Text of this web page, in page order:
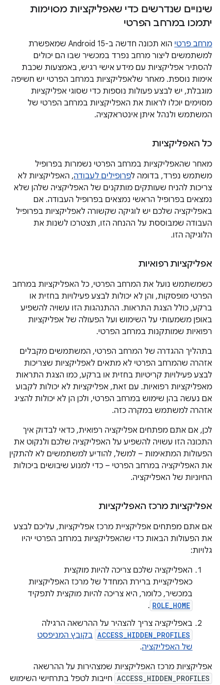
שינויים שנדרשים כדי שאפליקציות מסוימות
יתמכו במרחב הפרטי
מרחב פרטי
הוא תכונה חדשה ב-Android 15 שמאפשרת
למשתמשים ליצור מרחב נפרד במכשיר שבו הם יכולים
להסתיר אפליקציות עם מידע אישי רגיש, באמצעות שכבת
אימות נוספת. מאחר שלאפליקציות במרחב הפרטי יש חשיפה
מוגבלת, יש לבצע פעולות נוספות כדי שסוגי אפליקציות
מסוימים יוכלו לראות את האפליקציות במרחב הפרטי של
המשתמש ולנהל איתן אינטראקציה.
כל האפליקציות
מאחר שהאפליקציות במרחב הפרטי נשמרות בפרופיל
משתמש נפרד, בדומה לפרופילים לעבודה, האפליקציות לא
צריכות להניח שעותקים מותקנים של האפליקציה שלהן שלא
נמצאים בפרופיל הראשי נמצאים בפרופיל העבודה. אם
באפליקציה שלכם יש לוגיקה שקשורה לאפליקציות בפרופיל
העבודה שמבוססת על ההנחה הזו, תצטרכו לשנות את
הלוגיקה הזו.
אפליקציות רפואיות
כשמשתמש נועל את המרחב הפרטי, כל האפליקציות במרחב
הפרטי מופסקות, והן לא יכולות לבצע פעילויות בחזית או
ברקע, כולל הצגת התראות. ההתנהגות הזו עשויה להשפיע
באופן משמעותי על השימוש ועל הפעולה של אפליקציות
רפואיות שמותקנות במרחב הפרטי.
בתהליך ההגדרה של המרחב הפרטי, המשתמשים מקבלים
אזהרה שהמרחב הפרטי לא מתאים לאפליקציות שצריכות
לבצע פעילויות קריטיות בחזית או ברקע, כמו הצגת התראות
מאפליקציות רפואיות. עם זאת, אפליקציות לא יכולות לקבוע
אם נעשה בהן שימוש במרחב הפרטי, ולכן הן לא יכולות להציג
אזהרה למשתמש במקרה כזה.
לכן, אם אתם מפתחים אפליקציה רפואית, כדאי לבדוק איך
התכונה הזו עשויה להשפיע על האפליקציה שלכם ולנקוט את
הפעולות המתאימות – למשל, להודיע למשתמשים לא להתקין
את האפליקציה במרחב הפרטי – כדי למנוע שיבושים ביכולות
החיוניות של האפליקציה.
אפליקציות מרכז האפליקציות
אם אתם מפתחים אפליקציית מרכז אפליקציות, עליכם לבצע
את הפעולות הבאות כדי שהאפליקציות במרחב הפרטי יהיו
גלויות:
האפליקציה שלכם צריכה להיות מוקצית
כאפליקציית ברירת המחדל של מרכז האפליקציות
במכשיר, כלומר, היא צריכה להיות מוקצית לתפקיד
ROLE_HOME
.
באפליקציה צריך להצהיר על ההרשאה הרגילה
ACCESS_HIDDEN_PROFILES בקובץ המניפסט
של האפליקציה.
אפליקציות מרכז האפליקציות שמצהירות על ההרשאה
ACCESS_HIDDEN_PROFILES חייבות לטפל בתרחישי השימוש